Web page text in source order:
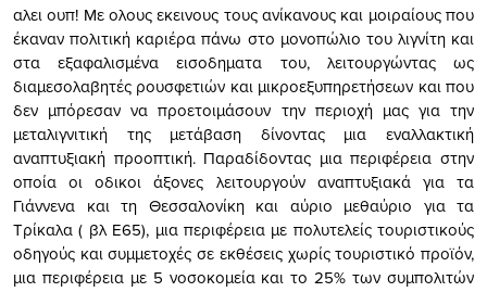
αλει ουπ! Με ολους εκεινους τους ανίκανους και μοιραίους που
έκαναν πολιτική καριέρα πάνω στο μονοπώλιο του λιγνίτη και
στα εξαφαλισμένα εισοδηματα του, λειτουργώντας ως
διαμεσολαβητές ρουσφετιών και μικροεξυπηρετήσεων και που
δεν μπόρεσαν να προετοιμάσουν την περιοχή μας για την
μεταλιγνιτική της μετάβαση δίνοντας μια εναλλακτική
αναπτυξιακή προοπτική. Παραδίδοντας μια περιφέρεια στην
οποία οι οδικοι άξονες λειτουργούν αναπτυξιακά για τα
Γιάννενα και τη Θεσσαλονίκη και αύριο μεθαύριο για τα
Τρίκαλα ( βλ Ε65), μια περιφέρεια με πολυτελείς τουριστικούς
οδηγούς και συμμετοχές σε εκθέσεις χωρίς τουριστικό προϊόν,
μια περιφέρεια με 5 νοσοκομεία και το 25% των συμπολιτών